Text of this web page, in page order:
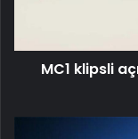
sundu
MC1 klipsli